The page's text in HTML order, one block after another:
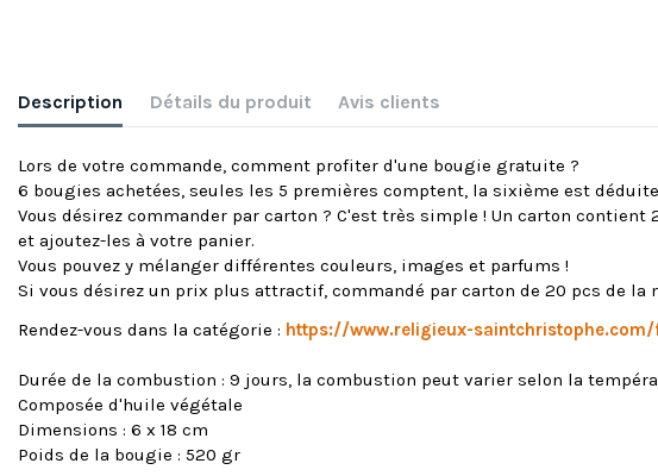
Description Détails du produit Avis clients
Lors de votre commande, comment profiter d'une bougie gratuite ?
6 bougies achetées, seules les 5 premières comptent, la sixième est
Vous désirez commander par carton ? C'est très simple ! Un carton
et ajoutez-les à votre panier.
Vous pouvez y mélanger différentes couleurs, images et parfums !
Si vous désirez un prix plus attractif, commandé par carton de 20 pcs de la
Rendez-vous dans la catégorie : https://www.religieux-
Durée de la combustion : 9 jours, la combustion peut varier selon la
Composée d'huile végétale
Dimensions : 6 x 18 cm
Poids de la bougie : 520 gr